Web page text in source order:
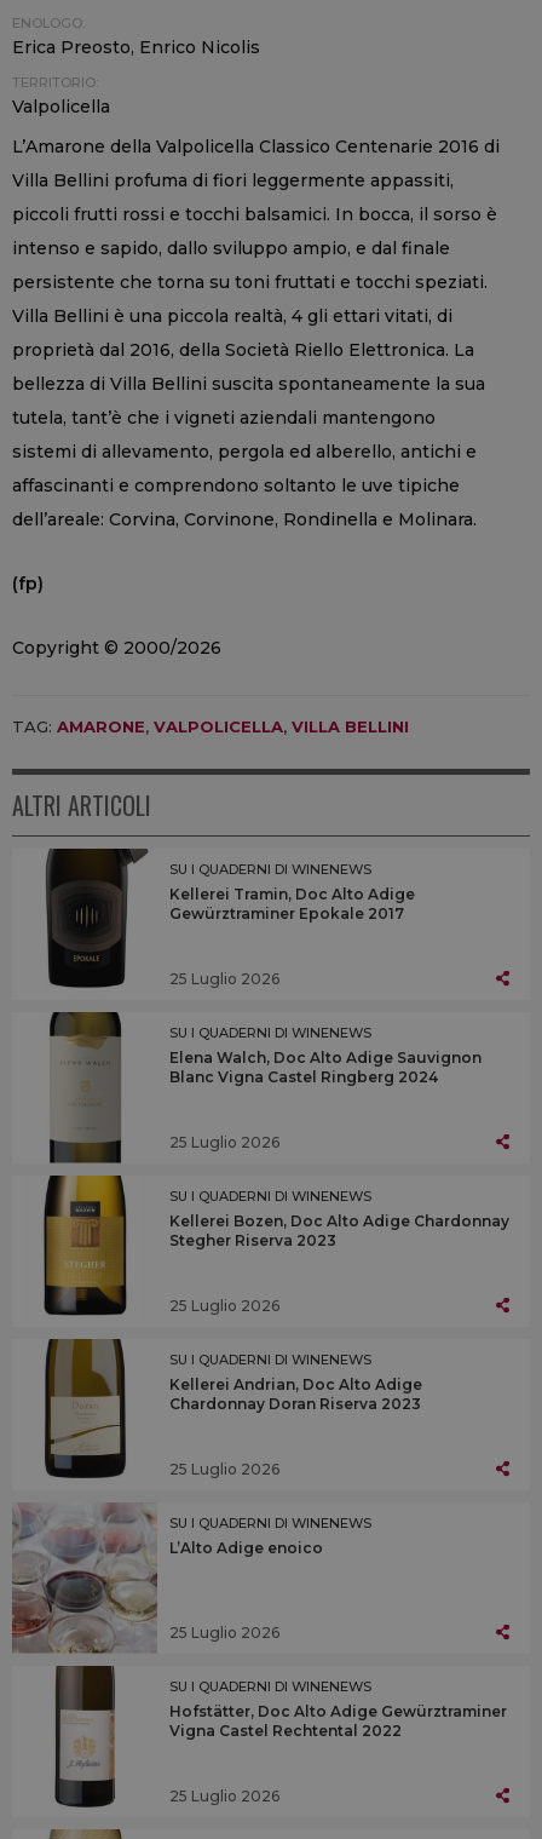
ENOLOGO:
Erica Preosto, Enrico Nicolis
TERRITORIO:
Valpolicella
L’Amarone della Valpolicella Classico Centenarie 2016 di
Villa Bellini profuma di fiori leggermente appassiti,
piccoli frutti rossi e tocchi balsamici. In bocca, il sorso è
intenso e sapido, dallo sviluppo ampio, e dal finale
persistente che torna su toni fruttati e tocchi speziati.
Villa Bellini è una piccola realtà, 4 gli ettari vitati, di
proprietà dal 2016, della Società Riello Elettronica. La
bellezza di Villa Bellini suscita spontaneamente la sua
tutela, tant’è che i vigneti aziendali mantengono
sistemi di allevamento, pergola ed alberello, antichi e
affascinanti e comprendono soltanto le uve tipiche
dell’areale: Corvina, Corvinone, Rondinella e Molinara.
(fp)
Copyright © 2000/2026
TAG: AMARONE, VALPOLICELLA, VILLA BELLINI
ALTRI ARTICOLI
SU I QUADERNI DI WINENEWS
Kellerei Tramin, Doc Alto Adige
Gewürztraminer Epokale 2017
25 Luglio 2026
SU I QUADERNI DI WINENEWS
Elena Walch, Doc Alto Adige Sauvignon
Blanc Vigna Castel Ringberg 2024
25 Luglio 2026
SU I QUADERNI DI WINENEWS
Kellerei Bozen, Doc Alto Adige Chardonnay
Stegher Riserva 2023
25 Luglio 2026
SU I QUADERNI DI WINENEWS
Kellerei Andrian, Doc Alto Adige
Chardonnay Doran Riserva 2023
25 Luglio 2026
SU I QUADERNI DI WINENEWS
L’Alto Adige enoico
25 Luglio 2026
SU I QUADERNI DI WINENEWS
Hofstätter, Doc Alto Adige Gewürztraminer
Vigna Castel Rechtental 2022
25 Luglio 2026